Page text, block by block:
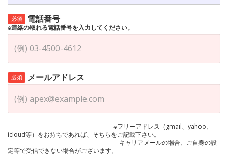
必須 電話番号
※連絡の取れる電話番号を入力してください。
必須 メールアドレス
※フリーアドレス（gmail、yahoo、
icloud等）をお持ちであれば、そちらをご記載下さい。
キャリアメールの場合、ご自身の設
定等で受信できない場合がございます。